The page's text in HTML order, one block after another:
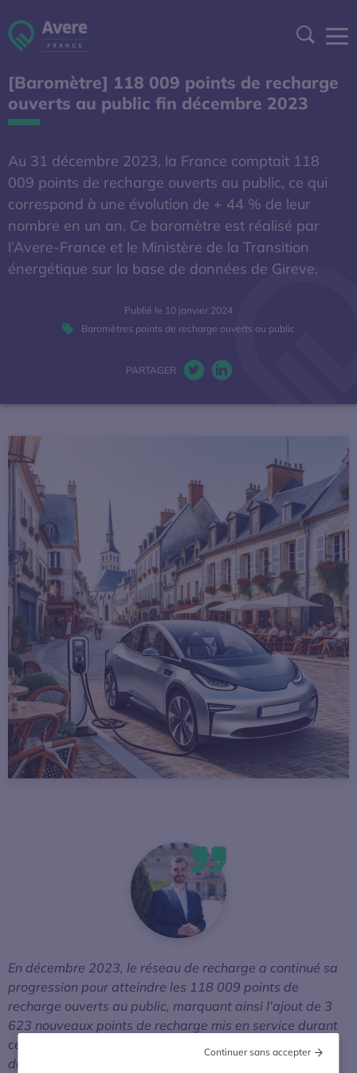
Continuer sans accepter
AFIREV
BAROMÈTRE EXPERTS'OUVRE DANS UNE
A DÉCOUVRIR
DEVENIR ADHÉRENT
L’Avere-France
Baromètres
Espace presse
[Baromètre] 118 009 points de recharge
ouverts au public fin décembre 2023
Au 31 décembre 2023, la France comptait 118
009 points de recharge ouverts au public, ce qui
correspond à une évolution de + 44 % de leur
nombre en un an. Ce baromètre est réalisé par
l’Avere-France et le Ministère de la Transition
énergétique sur la base de données de Gireve.
Publié le 10 janvier 2024
Baromètres points de recharge ouverts au public
PARTAGER
En décembre 2023, le réseau de recharge a continué sa
progression pour atteindre les 118 009 points de
recharge ouverts au public, marquant ainsi l’ajout de 3
623 nouveaux points de recharge mis en service durant
ce mois. Cette expansion représente une augmentation
de 44% par rapport à l’année précédente, portant à 35